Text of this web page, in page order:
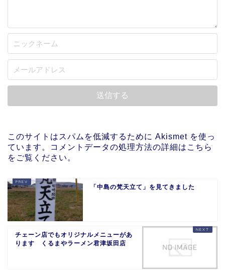
このサイトはスパムを低減するために Akismet を使っ
ています。
コメントデータの処理方法の詳細はこちら
をご覧ください 。
「中島の梵天立て」を見てきました
チェーン店でもオリジナルメニューがあ
ります くるまやラーメン君津坂田店